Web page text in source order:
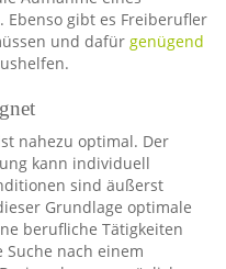
gibt es Freiberufler
und dafür genügend
nahezu optimal. Der
kann individuell
sind äußerst
Grundlage optimale
berufliche Tätigkeiten
nach einem